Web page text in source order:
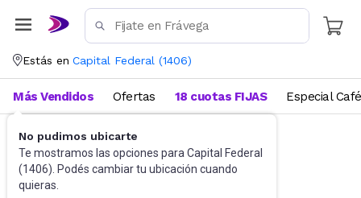
Estás en Capital Federal (1406)
No pudimos ubicarte
Te mostramos las opciones para Capital Federal
(1406). Podés cambiar tu ubicación cuando
quieras.
Más Vendidos Ofertas 18 cuotas FIJAS Especial Café
Accesorios de Informática